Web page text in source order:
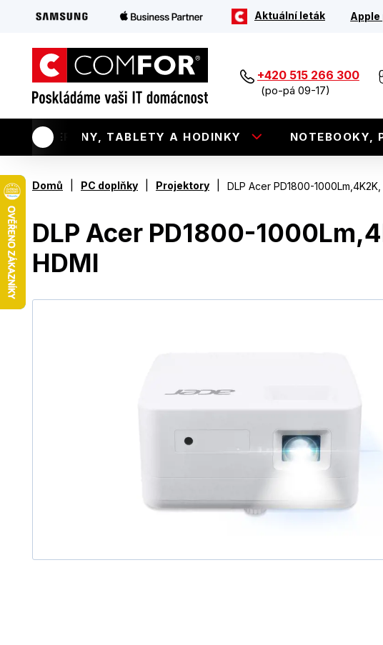
Aktuální leták Apple
+420 515 266 300
(po-pá 09-17)
TELEFONY, TABLETY A HODINKY NOTEBOOKY,
Domů PC doplňky Projektory DLP Acer PD1800-1000Lm,4K2K,
DLP Acer PD1800-
HDMI